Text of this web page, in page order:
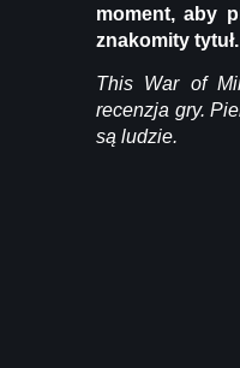
moment, aby
znakomity tytuł.
This War of
recenzja gry.
są ludzie.